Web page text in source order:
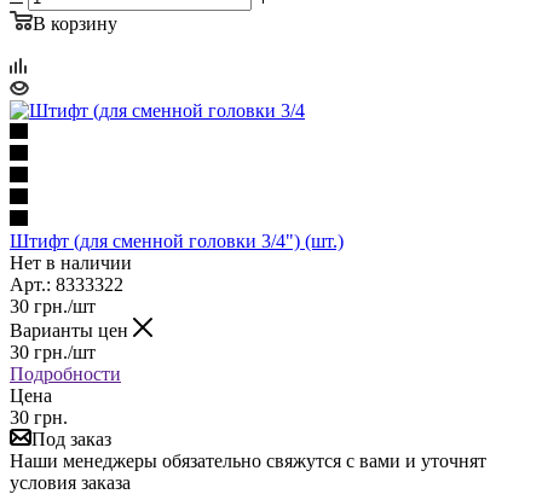
В корзину
Штифт (для сменной головки 3/4") (шт.)
Нет в наличии
Арт.: 8333322
30 грн./шт
Варианты цен
30 грн./шт
Подробности
Цена
30 грн.
Под заказ
Наши менеджеры обязательно свяжутся с вами и уточнят
условия заказа